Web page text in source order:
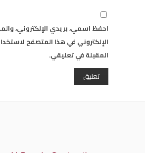
احفظ اسمي، بريدي الإلكتروني،
الإلكتروني في هذا المتصفح
المقبلة في تعليقي.